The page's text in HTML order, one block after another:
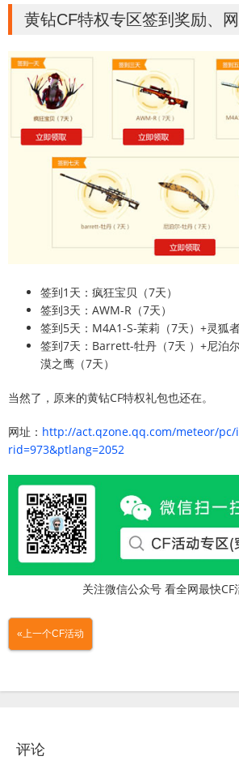
黄钻CF特权专区签到奖励、
签到1天：疯狂宝贝（7天）
签到3天：AWM-R（7天）
签到5天：M4A1-S-茉莉（7天）+灵狐者
签到7天：Barrett-牡丹（7天 ）+尼泊
漠之鹰（7天）
当然了，原来的黄钻CF特权礼包也还在。
网址： http://act.qzone.qq.com/meteor/pc/
rid=973&ptlang=2052
关注微信公众号 看全网最快CF
«上一个CF活动
评论